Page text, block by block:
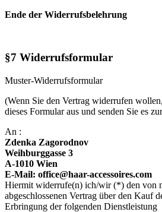
Ende der Widerrufsbelehrung
§7 Widerrufsformular
Muster-Widerrufsformular
(Wenn Sie den Vertrag widerrufen
dieses Formular aus und senden Sie es
An :
Zdenka Zagorodnov
Weihburggasse 3
A-1010 Wien
E-Mail: office@haar-accessoires.com
Hiermit widerrufe(n) ich/wir (*) den von
abgeschlossenen Vertrag über den Kauf
Erbringung der folgenden Dienstleistung